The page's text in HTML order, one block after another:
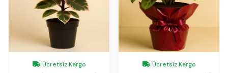
Ücretsiz Kargo Ücretsiz Kargo